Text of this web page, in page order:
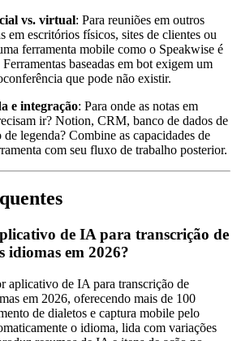
vs. virtual: Para reuniões em outros
em escritórios físicos, sites de clientes ou
ferramenta mobile como o Speakwise é
baseadas em bot exigem um
que pode não existir.
e integração: Para onde as notas em
ir? Notion, CRM, banco de dados de
legenda? Combine as capacidades de
com seu fluxo de trabalho posterior.
de IA para transcrição de
idiomas em 2026?
aplicativo de IA para transcrição de
em 2026, oferecendo mais de 100
de dialetos e captura mobile pelo
o idioma, lida com variações